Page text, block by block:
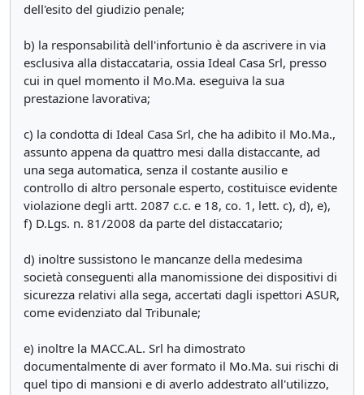
dell'esito del giudizio penale;
b) la responsabilità dell'infortunio è da ascrivere in via
esclusiva alla distaccataria, ossia Ideal Casa Srl, presso
cui in quel momento il Mo.Ma. eseguiva la sua
prestazione lavorativa;
c) la condotta di Ideal Casa Srl, che ha adibito il Mo.Ma.,
assunto appena da quattro mesi dalla distaccante, ad
una sega automatica, senza il costante ausilio e
controllo di altro personale esperto, costituisce evidente
violazione degli artt. 2087 c.c. e 18, co. 1, lett. c), d), e),
f) D.Lgs. n. 81/2008 da parte del distaccatario;
d) inoltre sussistono le mancanze della medesima
società conseguenti alla manomissione dei dispositivi di
sicurezza relativi alla sega, accertati dagli ispettori ASUR,
come evidenziato dal Tribunale;
e) inoltre la MACC.AL. Srl ha dimostrato
documentalmente di aver formato il Mo.Ma. sui rischi di
quel tipo di mansioni e di averlo addestrato all'utilizzo,